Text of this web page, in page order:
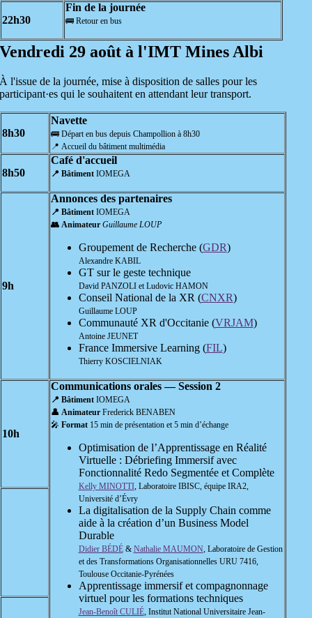
22h30
Fin de la journée
🚌 Retour en bus
29 août à l'IMT Mines Albi
l'issue de la journée, mise à disposition de salles pour les
qui le souhaitent en attendant leur transport.
8h30
Navette
🚌 Départ en bus depuis Champollion à 8h30
📍 Accueil du bâtiment multimédia
8h50
Café d'accueil
📍 BâtimentIOMEGA
9h
Annonces des partenaires
📍 BâtimentIOMEGA
👥 Animateur Guillaume LOUP
Groupement de Recherche (GDR)
Alexandre KABIL
GT sur le geste technique
David PANZOLI et Ludovic HAMON
Conseil National de la XR (CNXR)
Guillaume LOUP
Communauté XR d'Occitanie (VRJAM)
Antoine JEUNET
France Immersive Learning (FIL)
Thierry KOSCIELNIAK
10h
Communications orales — Session 2
📍 Bâtiment IOMEGA
👤 AnimateurFrederick BENABEN
🎤 Format15 min de présentation et 5 min d’échange
Optimisation de l’Apprentissage en Réalité
Virtuelle : Débriefing Immersif avec
Fonctionnalité Redo Segmentée et Complète
Kelly MINOTTI, Laboratoire IBISC, équipe IRA2,
Université d’Évry
La digitalisation de la Supply Chain comme
aide à la création d’un Business Model
Durable
Didier BÉDÉ& Nathalie MAUMON, Laboratoire de Gestion
et des Transformations Organisationnelles URU 7416,
Toulouse Occitanie-Pyrénées
Apprentissage immersif et compagnonnage
virtuel pour les formations techniques
Jean-Benoît CULIÉ, Institut National Universitaire Jean-